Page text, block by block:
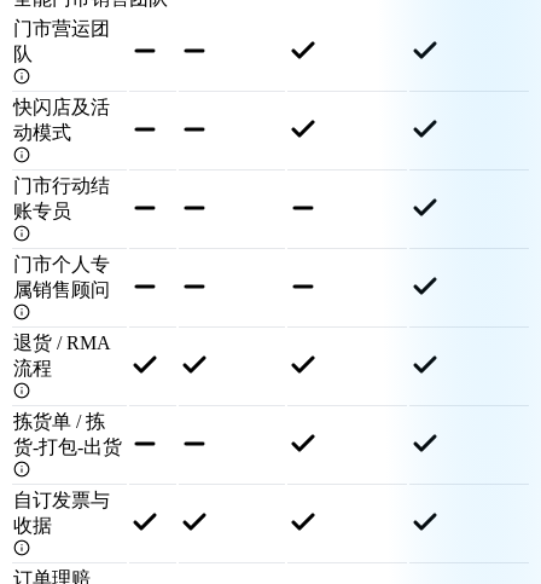
门市营运团
队
快闪店及活
动模式
门市行动结
账专员
门市个人专
属销售顾问
退货 / RMA
流程
拣货单 / 拣
货-打包-出货
自订发票与
收据
订单理赔